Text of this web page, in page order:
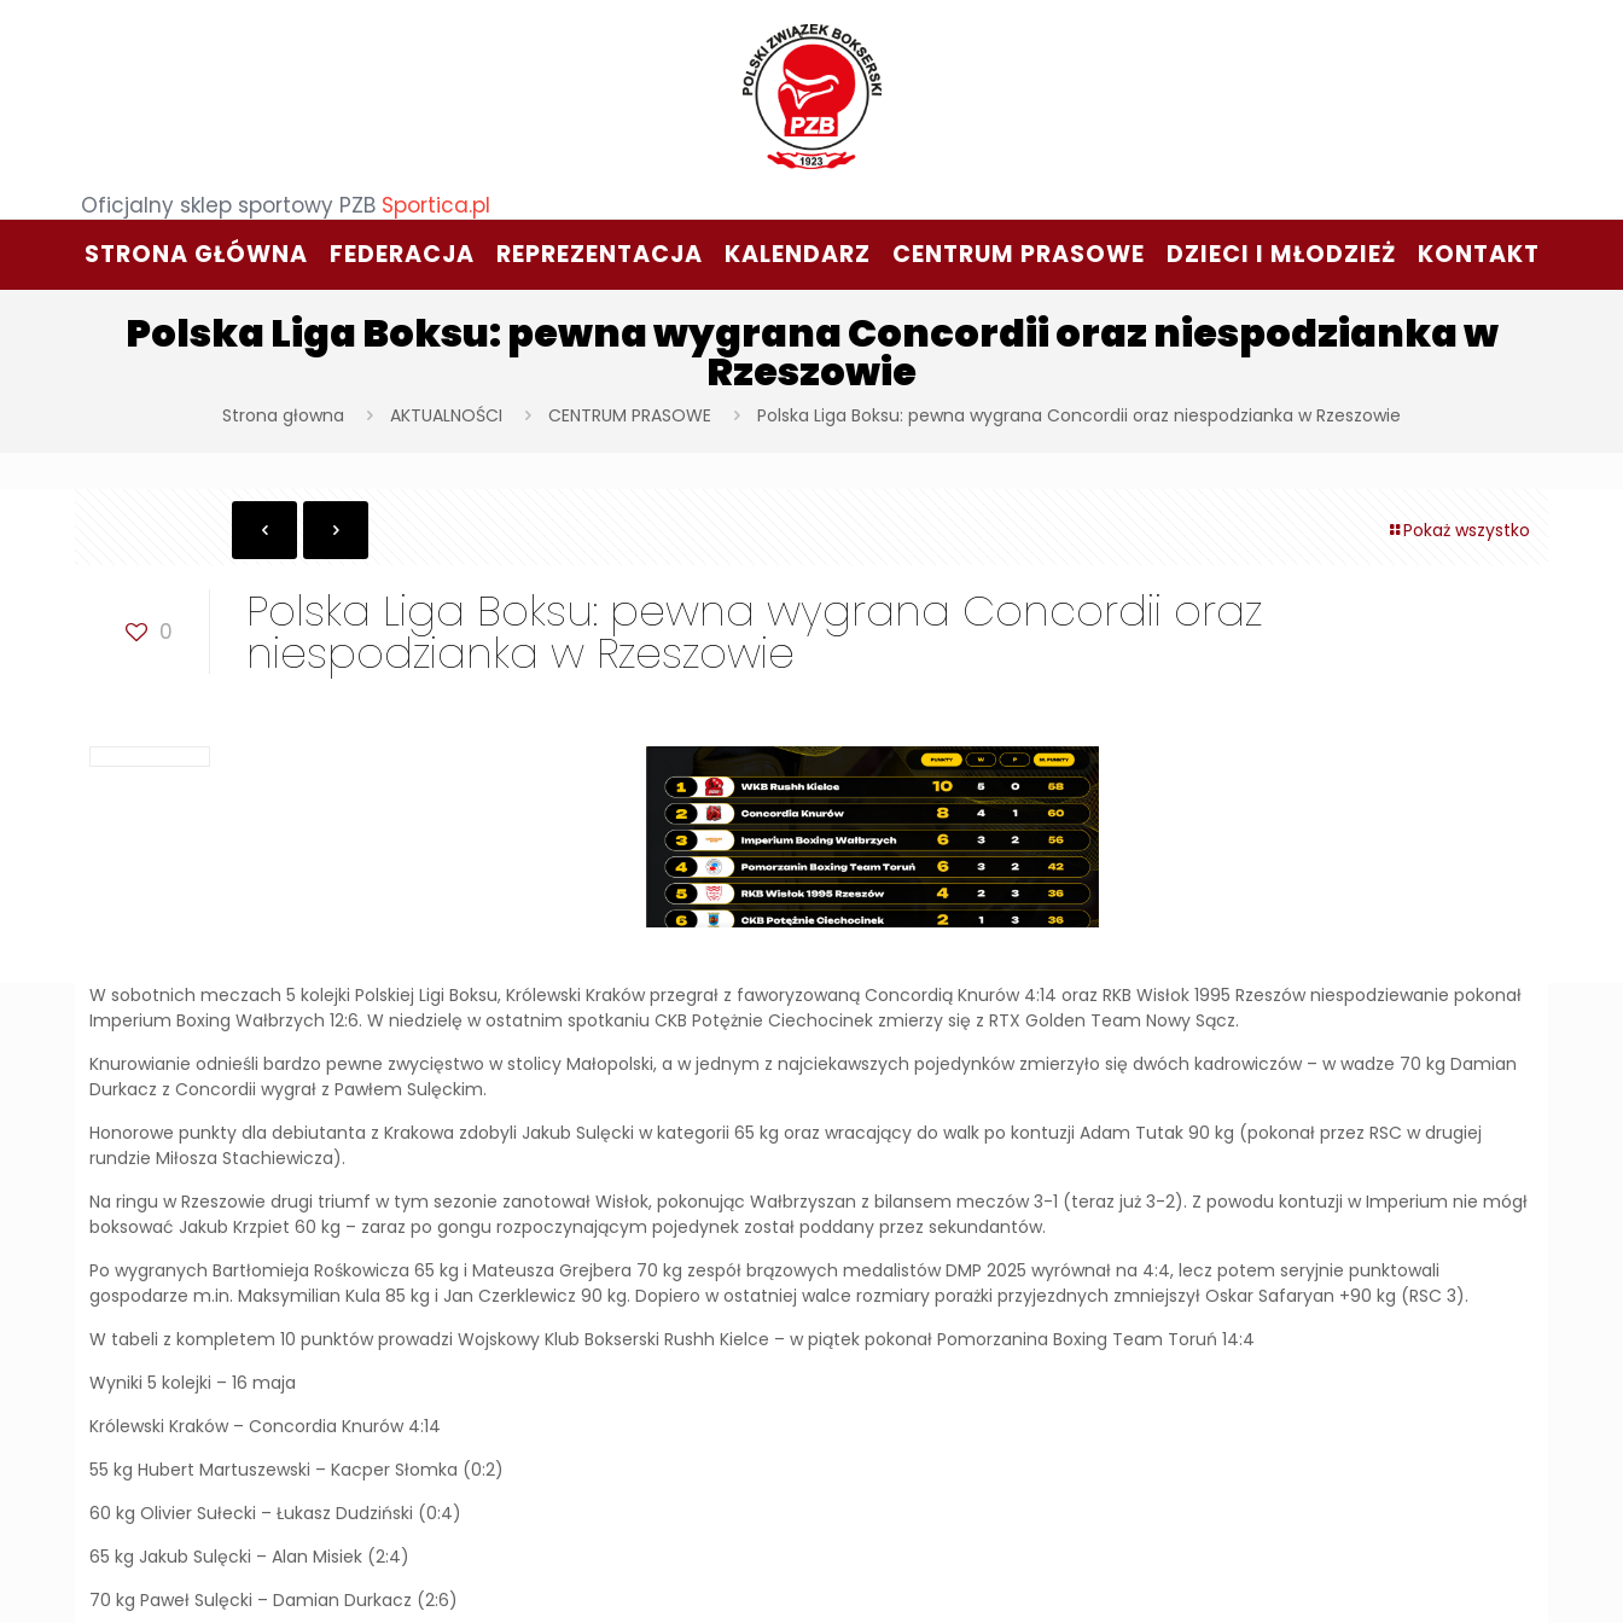
Oficjalny sklep sportowy PZB Sportica.pl
STRONA GŁÓWNA FEDERACJA REPREZENTACJA KALENDARZ CENTRUM PRASOWE DZIECI I MŁODZIEŻ KONTAKT
Polska Liga Boksu: pewna wygrana Concordii oraz niespodzianka w
Rzeszowie
Strona głowna AKTUALNOŚCI CENTRUM PRASOWE Polska Liga Boksu: pewna wygrana Concordii oraz niespodzianka w Rzeszowie
Pokaż wszystko
0 Polska Liga Boksu: pewna wygrana Concordii oraz
niespodzianka w Rzeszowie
W sobotnich meczach 5 kolejki Polskiej Ligi Boksu, Królewski Kraków przegrał z faworyzowaną Concordią Knurów 4:14 oraz RKB Wisłok 1995 Rzeszów niespodziewanie pokonał
Imperium Boxing Wałbrzych 12:6. W niedzielę w ostatnim spotkaniu CKB Potężnie Ciechocinek zmierzy się z RTX Golden Team Nowy Sącz.
Knurowianie odnieśli bardzo pewne zwycięstwo w stolicy Małopolski, a w jednym z najciekawszych pojedynków zmierzyło się dwóch kadrowiczów – w wadze 70 kg Damian
Durkacz z Concordii wygrał z Pawłem Sulęckim.
Honorowe punkty dla debiutanta z Krakowa zdobyli Jakub Sulęcki w kategorii 65 kg oraz wracający do walk po kontuzji Adam Tutak 90 kg (pokonał przez RSC w drugiej
rundzie Miłosza Stachiewicza).
Na ringu w Rzeszowie drugi triumf w tym sezonie zanotował Wisłok, pokonując Wałbrzyszan z bilansem meczów 3-1 (teraz już 3-2). Z powodu kontuzji w Imperium nie mógł
boksować Jakub Krzpiet 60 kg – zaraz po gongu rozpoczynającym pojedynek został poddany przez sekundantów.
Po wygranych Bartłomieja Rośkowicza 65 kg i Mateusza Grejbera 70 kg zespół brązowych medalistów DMP 2025 wyrównał na 4:4, lecz potem seryjnie punktowali
gospodarze m.in. Maksymilian Kula 85 kg i Jan Czerklewicz 90 kg. Dopiero w ostatniej walce rozmiary porażki przyjezdnych zmniejszył Oskar Safaryan +90 kg (RSC 3).
W tabeli z kompletem 10 punktów prowadzi Wojskowy Klub Bokserski Rushh Kielce – w piątek pokonał Pomorzanina Boxing Team Toruń 14:4
Wyniki 5 kolejki – 16 maja
Królewski Kraków – Concordia Knurów 4:14
55 kg Hubert Martuszewski – Kacper Słomka (0:2)
60 kg Olivier Sułecki – Łukasz Dudziński (0:4)
65 kg Jakub Sulęcki – Alan Misiek (2:4)
70 kg Paweł Sulęcki – Damian Durkacz (2:6)